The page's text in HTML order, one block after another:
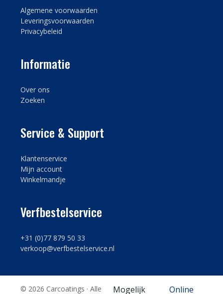
Algemene voorwaarden
Leveringsvoorwaarden
Privacybeleid
Informatie
Over ons
Zoeken
Service & Support
Klantenservice
Mijn account
Winkelmandje
Verfbestelservice
+31 (0)77 879 50 33
verkoop@verfbestelservice.nl
© 2026 Carcoatings · Alle Mogelijk Online